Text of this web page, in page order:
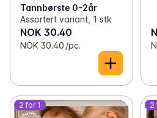
Tannbørste 0-2år
Assortert variant, 1 stk
NOK 30.40
NOK 30.40 /pc.
2 for 1 2